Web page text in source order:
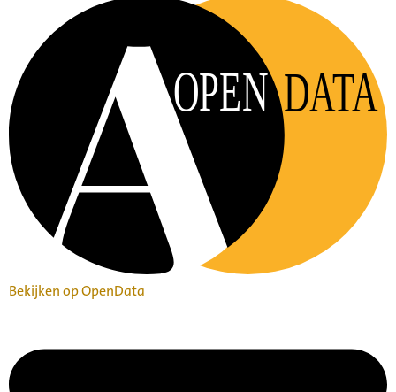
OPEN DATA
Bekijken op OpenData